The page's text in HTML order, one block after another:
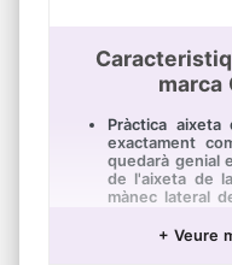
marca
Pràctica
exactament
quedarà genial
de l'aixeta de
mànec lateral
Ventiladors
+ Veure